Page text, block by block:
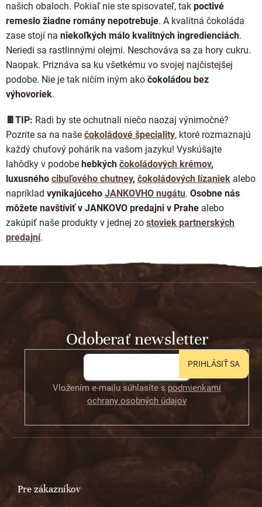
našich obaloch. Pokiaľ nie ste spisovateľ, tak poctivé
remeslo žiadne romány nepotrebuje. A kvalitná čokoláda
zase stojí na niekoľkých málo kvalitných ingredienciách.
Neriedi sa rastlinnými olejmi. Neschováva sa za hory cukru.
Naopak. Priznáva sa ku všetkému vo svojej najčistejšej
podobe. Nie je tak ničím iným ako čokoládou bez
výhovoriek.
🍫TIP: Radi by ste ochutnali niečo naozaj výnimočné?
Pozrite sa na naše čokoládové špeciality, ktoré rozmaznajú
každý chuťový pohárik na vašom jazyku! Vyskúšajte
lahôdky v podobe hebkých čokoládových krémov,
luxusného cibuľového chutney, čokoládových lízaniek alebo
napríklad vynikajúceho JANKOVHO nugátu. Osobne nás
môžete navštíviť v JANKOVO predajni v Prahe alebo
zakúpiť naše produkty v jednej zo stoviek partnerských
predajní.
Z
Odoberať newsletter
Vložením e-mailu súhlasíte s podmienkami
ochrany osobných údajov
PRIHLÁSIŤ SA
Pre zákazníkov